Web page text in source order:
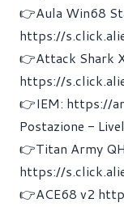
👉Aula Win68
https://
👉Attack Shark
https://
👉IEM: https://
Postazione -
👉Titan Army
https://
👉ACE68 v2